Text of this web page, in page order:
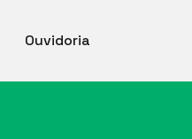
Ouvidoria